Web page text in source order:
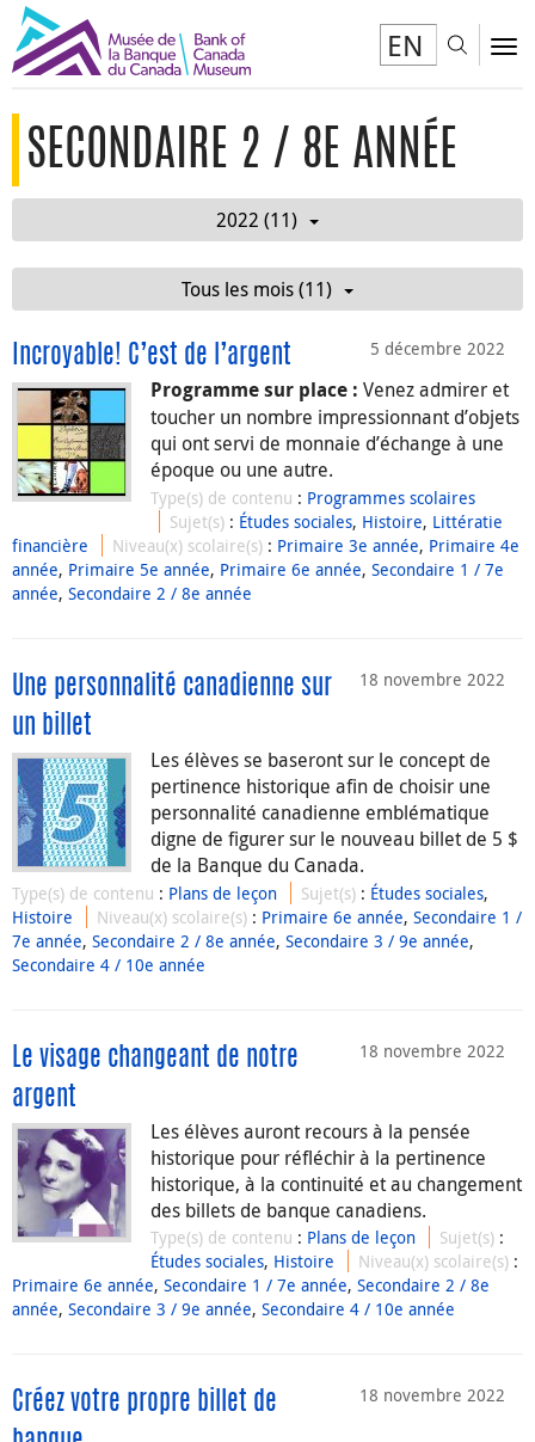
EN
SECONDAIRE 2 / 8E ANNÉE
2022 (11)
Tous les mois (11)
5 décembre 2022
Incroyable! C’est de l’argent
Programme sur place : Venez admirer et
toucher un nombre impressionnant d’objets
qui ont servi de monnaie d’échange à une
époque ou une autre.
Type(s) de contenu : Programmes scolaires
Sujet(s) : Études sociales, Histoire, Littératie
financière
Niveau(x) scolaire(s) : Primaire 3e année, Primaire 4e
année, Primaire 5e année, Primaire 6e année, Secondaire 1 / 7e
année, Secondaire 2 / 8e année
18 novembre 2022
Une personnalité canadienne sur
un billet
Les élèves se baseront sur le concept de
pertinence historique afin de choisir une
personnalité canadienne emblématique
digne de figurer sur le nouveau billet de 5 $
de la Banque du Canada.
Type(s) de contenu : Plans de leçon Sujet(s) : Études sociales,
Histoire
Niveau(x) scolaire(s) : Primaire 6e année,Secondaire 1 /
7e année, Secondaire 2 / 8e année, Secondaire 3 / 9e année,
Secondaire 4 / 10e année
18 novembre 2022
Le visage changeant de notre
argent
Les élèves auront recours à la pensée
historique pour réfléchir à la pertinence
historique, à la continuité et au changement
des billets de banque canadiens.
Type(s) de contenu : Plans de leçon Sujet(s) :
Études sociales, Histoire Niveau(x) scolaire(s) :
Primaire 6e année, Secondaire 1 / 7e année, Secondaire 2 / 8e
année, Secondaire 3 / 9e année, Secondaire 4 / 10e année
18 novembre 2022
Créez votre propre billet de